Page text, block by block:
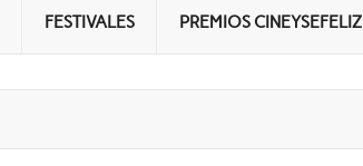
FESTIVALES PREMIOS CINEYSEFELIZ